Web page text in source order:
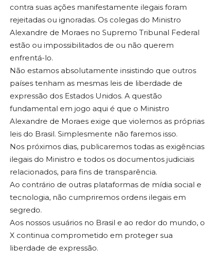
contra suas ações manifestamente ilegais foram
rejeitadas ou ignoradas. Os colegas do Ministro
Alexandre de Moraes no Supremo Tribunal Federal
estão ou impossibilitados de ou não querem
enfrentá-lo.
Não estamos absolutamente insistindo que outros
países tenham as mesmas leis de liberdade de
expressão dos Estados Unidos. A questão
fundamental em jogo aqui é que o Ministro
Alexandre de Moraes exige que violemos as próprias
leis do Brasil. Simplesmente não faremos isso.
Nos próximos dias, publicaremos todas as exigências
ilegais do Ministro e todos os documentos judiciais
relacionados, para fins de transparência.
Ao contrário de outras plataformas de mídia social e
tecnologia, não cumpriremos ordens ilegais em
segredo.
Aos nossos usuários no Brasil e ao redor do mundo, o
X continua comprometido em proteger sua
liberdade de expressão.